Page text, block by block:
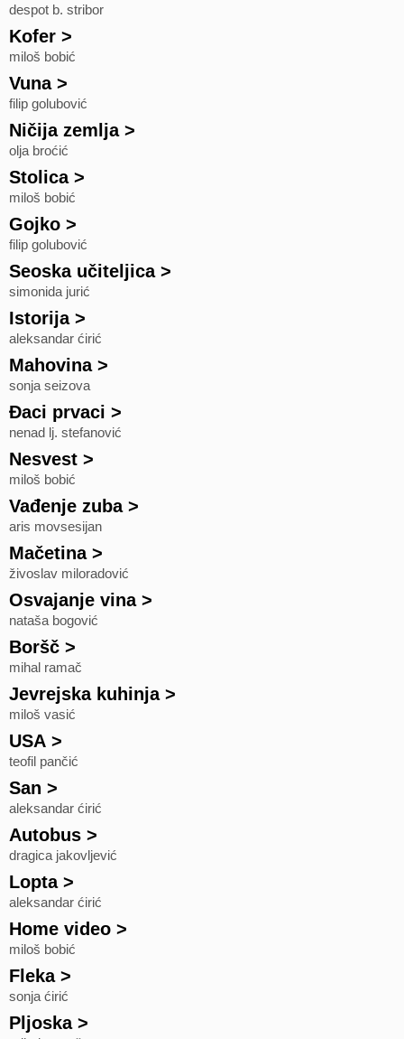
despot b. stribor
Kofer >
miloš bobić
Vuna>
filip golubović
Ničija zemlja>
olja broćić
Stolica>
miloš bobić
Gojko >
filip golubović
Seoska učiteljica>
simonida jurić
Istorija>
aleksandar ćirić
Mahovina>
sonja seizova
Đaci prvaci >
nenad lj. stefanović
Nesvest >
miloš bobić
Vađenje zuba>
aris movsesijan
Mačetina>
živoslav miloradović
Osvajanje vina>
nataša bogović
Boršč >
mihal ramač
Jevrejska kuhinja>
miloš vasić
USA >
teofil pančić
San >
aleksandar ćirić
Autobus >
dragica jakovljević
Lopta>
aleksandar ćirić
Home video >
miloš bobić
Fleka>
sonja ćirić
Pljoska>